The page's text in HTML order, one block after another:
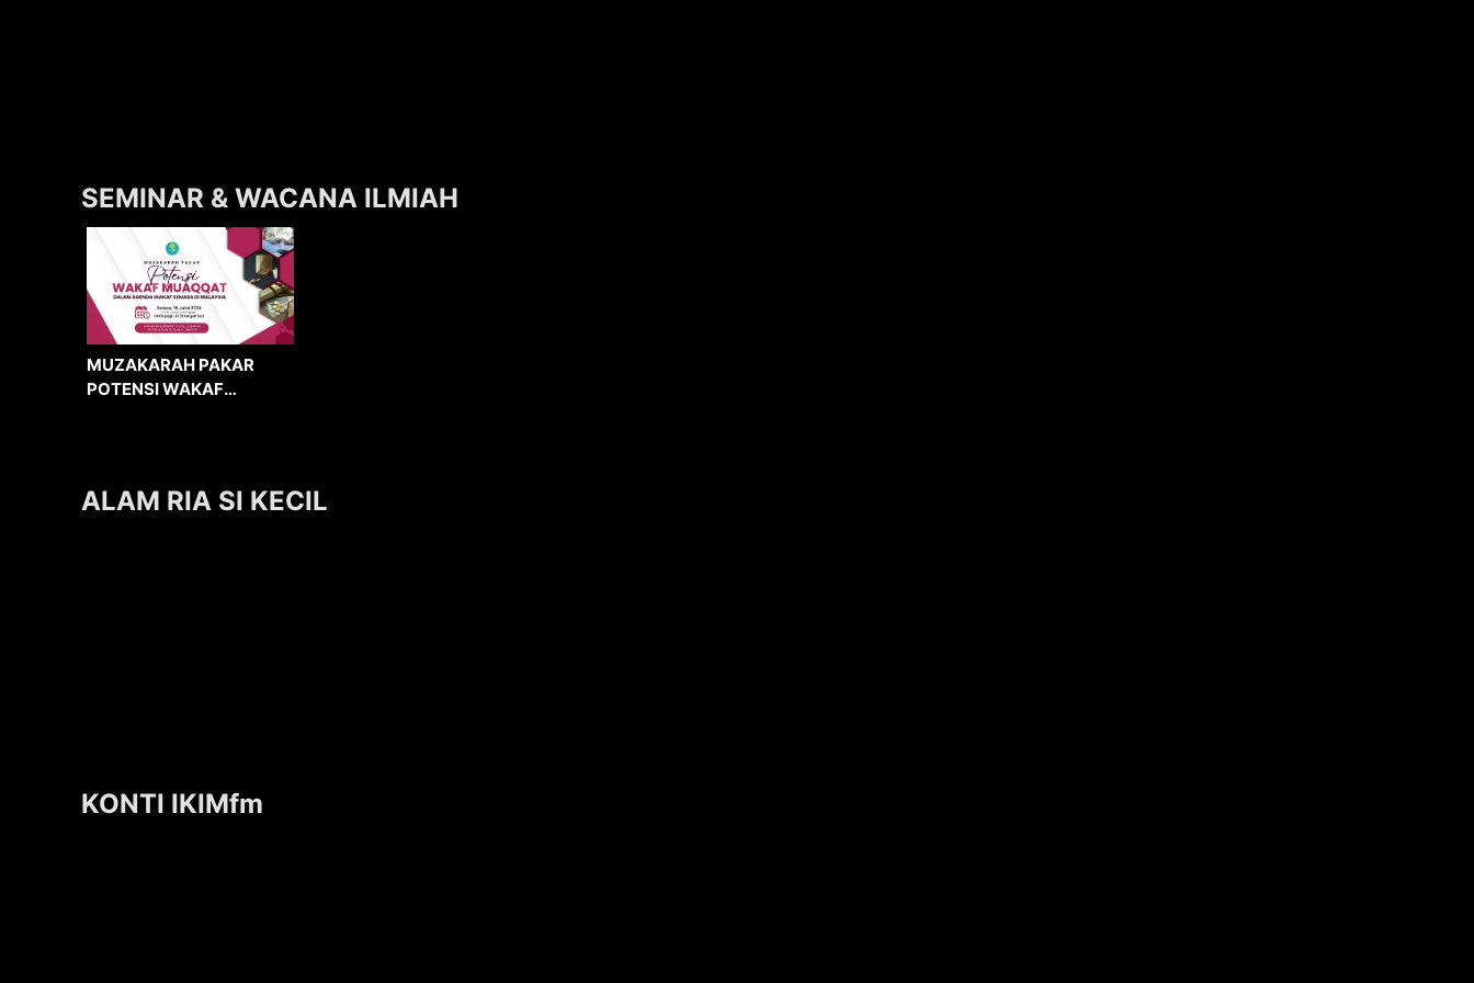
SEMINAR & WACANA ILMIAH
MUZAKARAH PAKAR
POTENSI WAKAF
ALAM RIA SI KECIL
KONTI IKIMfm